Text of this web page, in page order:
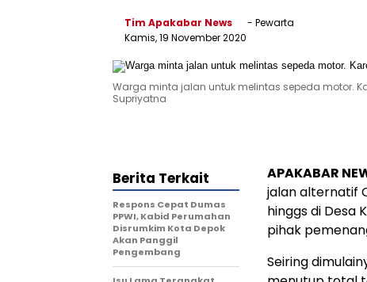
Tim Apakabar News
- Pewarta
Kamis, 19 November 2020
Warga minta jalan untuk melintas sepeda motor.
Supriyatna
APAKABAR
jalan alternatif
hinggs di Desa
pihak
Seiring
Berita Terkait
Respons Cepat Dumas
PPWI, Kabid Perumahan
Disrumkim Kota Depok
Akan Panggil
Pengembang